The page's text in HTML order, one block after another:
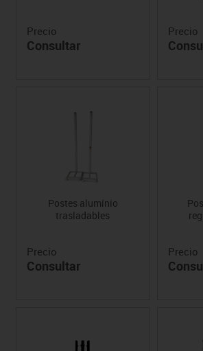
Precio
Consultar
Precio
Postes alumínio
trasladables
Precio
Consultar
Precio